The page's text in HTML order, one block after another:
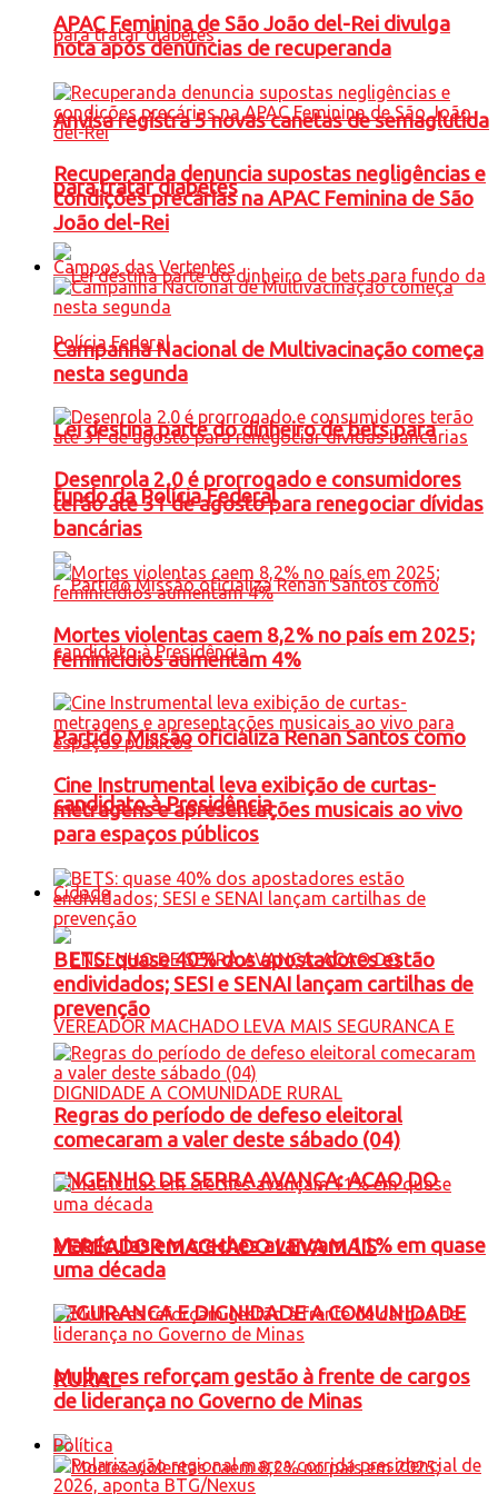
Anvisa registra 5 novas canetas de semaglutida
para tratar diabetes
Lei destina parte do dinheiro de bets para
fundo da Polícia Federal
Partido Missão oficializa Renan Santos como
candidato à Presidência
Cidade
ENGENHO DE SERRA AVANÇA: ACAO DO
VEREADOR MACHADO LEVA MAIS
SEGURANCA E DIGNIDADE A COMUNIDADE
RURAL
APAC Feminina de São João del-Rei divulga
nota após denúncias de recuperanda
Recuperanda denuncia supostas negligências e
condições precárias na APAC Feminina de São
João del-Rei
Campos das Vertentes
Campanha Nacional de Multivacinação começa
nesta segunda
Desenrola 2.0 é prorrogado e consumidores
terão até 31 de agosto para renegociar dívidas
bancárias
Mortes violentas caem 8,2% no país em 2025;
feminicídios aumentam 4%
Cine Instrumental leva exibição de curtas-
metragens e apresentações musicais ao vivo
para espaços públicos
BETS: quase 40% dos apostadores estão
endividados; SESI e SENAI lançam cartilhas de
prevenção
Regras do período de defeso eleitoral
comecaram a valer deste sábado (04)
Matrículas em creches avançam 11% em quase
uma década
Mulheres reforçam gestão à frente de cargos
de liderança no Governo de Minas
Política